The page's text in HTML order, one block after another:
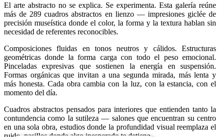
El arte abstracto no se explica. Se experimenta. Esta galería reúne
más de 289 cuadros abstractos en lienzo — impresiones giclée de
precisión museística donde el color, la forma y la textura hablan sin
necesidad de referentes reconocibles.
Composiciones fluidas en tonos neutros y cálidos. Estructuras
geométricas donde la forma carga con todo el peso emocional.
Pinceladas expresivas que sostienen la energía en suspensión.
Formas orgánicas que invitan a una segunda mirada, más lenta y
más honesta. Cada obra cambia con la luz, con la estancia, con el
momento del día.
Cuadros abstractos pensados para interiores que entienden tanto la
contundencia como la sutileza — salones que encuentran su centro
en una sola obra, estudios donde la profundidad visual reemplaza el